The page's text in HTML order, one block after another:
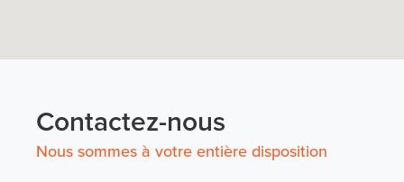
Contactez-nous
Nous sommes à votre entière disposition